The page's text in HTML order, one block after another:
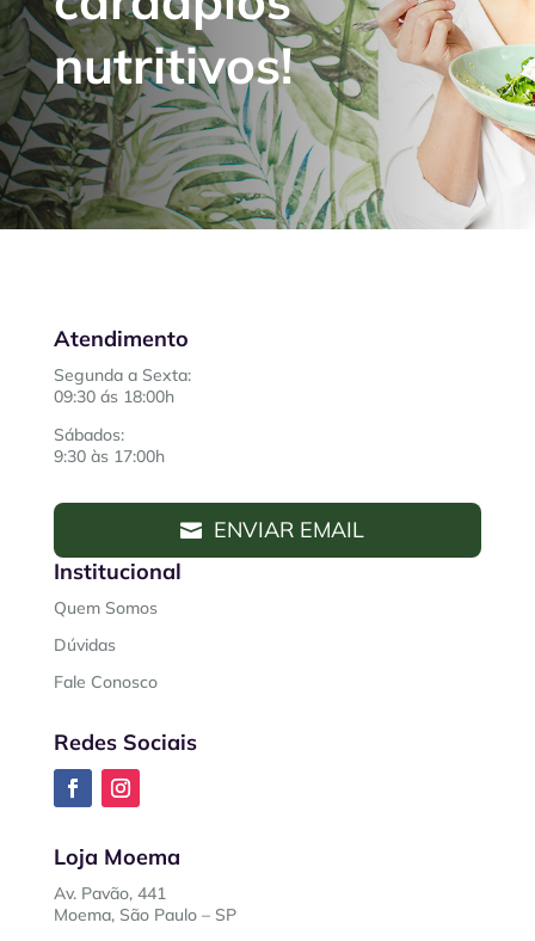
nutritivos!
Institucional
Quem Somos
Dúvidas
Fale Conosco
Redes Sociais
Loja Moema
Av. Pavão, 441
Moema, São Paulo – SP
Atendimento
Segunda a Sexta:
09:30 ás 18:00h
Sábados:
9:30 às 17:00h
ENVIAR EMAIL